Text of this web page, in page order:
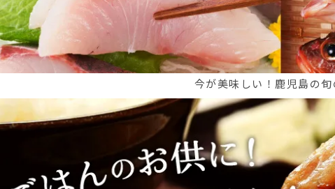
今が美味しい！鹿児島の